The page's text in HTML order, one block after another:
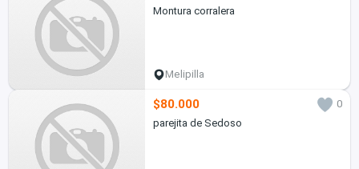
Montura corralera
Melipilla
$80.000
0
parejita de Sedoso